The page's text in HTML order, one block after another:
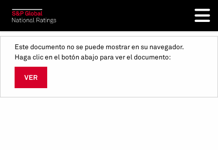
Este documento no se puede mostrar en su navegador.
Haga clic en el botón abajo para ver el documento:
VER